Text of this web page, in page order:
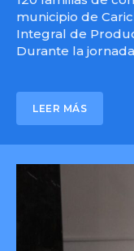
municipio de
Integral de
Durante la
LEER MÁS